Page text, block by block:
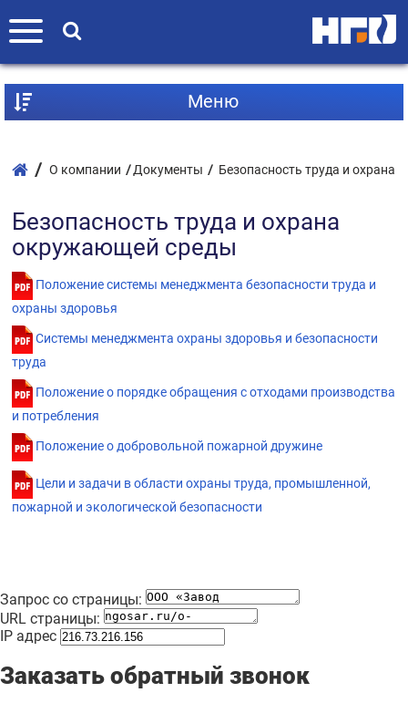
Mеню
О компании Документы Безопасность труда и охрана
Безопасность труда и охрана
окружающей среды
Положение системы менеджмента безопасности труда и
охраны здоровья
Системы менеджмента охраны здоровья и безопасности
труда
Положение о порядке обращения с отходами производства
и потребления
Положение о добровольной пожарной дружине
Цели и задачи в области охраны труда, промышленной,
пожарной и экологической безопасности
Запрос со страницы:
URL страницы:
IP адрес
Заказать обратный звонок